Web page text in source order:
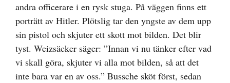
andra officerare i en rysk stuga. På väggen finns ett
porträtt av Hitler. Plötslig tar den yngste av dem upp
sin pistol och skjuter ett skott mot bilden. Det blir
tyst. Weizsäcker säger: ”Innan vi nu tänker efter vad
vi skall göra, skjuter vi alla mot bilden, så att det
inte bara var en av oss.” Bussche sköt först, sedan